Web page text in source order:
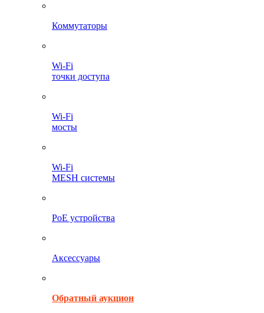
Коммутаторы
Wi-Fi
точки доступа
Wi-Fi
мосты
Wi-Fi
MESH системы
PoE устройства
Аксессуары
Обратный аукцион